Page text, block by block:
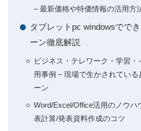
– 最新価格や特価情報の活用方
タブレットpc windowsでで
ーン徹底解説
ビジネス・テレワーク・学習・
用事例 – 現場で生かされてい
ーン
Word/Excel/Office活用のノウハ
表計算/発表資料作成のコツ